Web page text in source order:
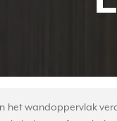
in het wandoppervlak